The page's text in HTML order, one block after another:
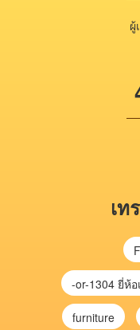
ผู้
เท
furniture